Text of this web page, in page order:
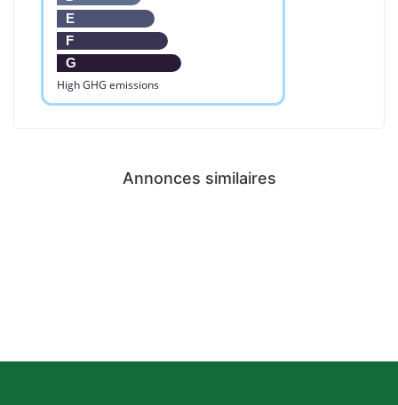
E
F
G
High GHG emissions
Annonces similaires